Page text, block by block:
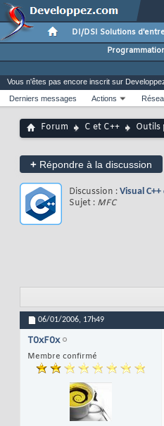
DI/DSI Solutions
Vous n'êtes pas encore inscrit sur
Derniers messages
Actions
Forum C et C++ Outils
+ Répondre à la discussion
Discussion : Visual
Sujet : MFC
06/01/2006, 17h49
T0xF0x
Membre confirmé